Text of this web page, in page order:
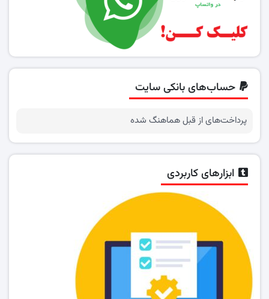
حساب‌های بانکی سایت
پرداخت‌های از قبل هماهنگ شده
ابزارهای کاربردی